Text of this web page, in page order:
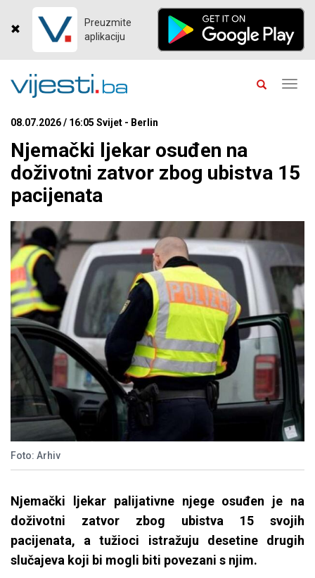
Preuzmite
aplikaciju
08.07.2026 / 16:05 Svijet - Berlin
Njemački ljekar osuđen na
doživotni zatvor zbog ubistva 15
pacijenata
Foto: Arhiv
Njemački ljekar palijativne njege osuđen je na
doživotni zatvor zbog ubistva 15 svojih
pacijenata, a tužioci istražuju desetine drugih
slučajeva koji bi mogli biti povezani s njim.